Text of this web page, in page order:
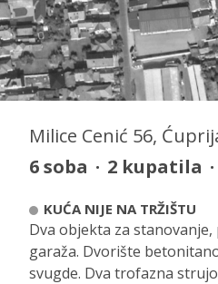
Milice Cenić 56,
6soba · 2 kupatila ·
KUĆA NIJE NA TRŽIŠTU
Dva objekta za
garaža. Dvorište
svugde. Dva trofazna